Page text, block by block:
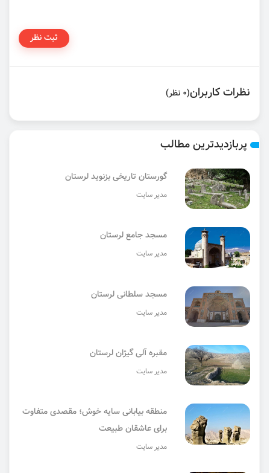
ثبت نظر
نظرات کاربران(0 نظر)
پربازدیدترین مطالب
گورستان تاریخی بزنوید لرستان
مدیر سایت
مسجد جامع لرستان
مدیر سایت
مسجد سلطانی لرستان
مدیر سایت
مقبره آلی گیژان لرستان
مدیر سایت
منطقه بیابانی سایه خوش؛ مقصدی متفاوت
برای عاشقان طبیعت
مدیر سایت